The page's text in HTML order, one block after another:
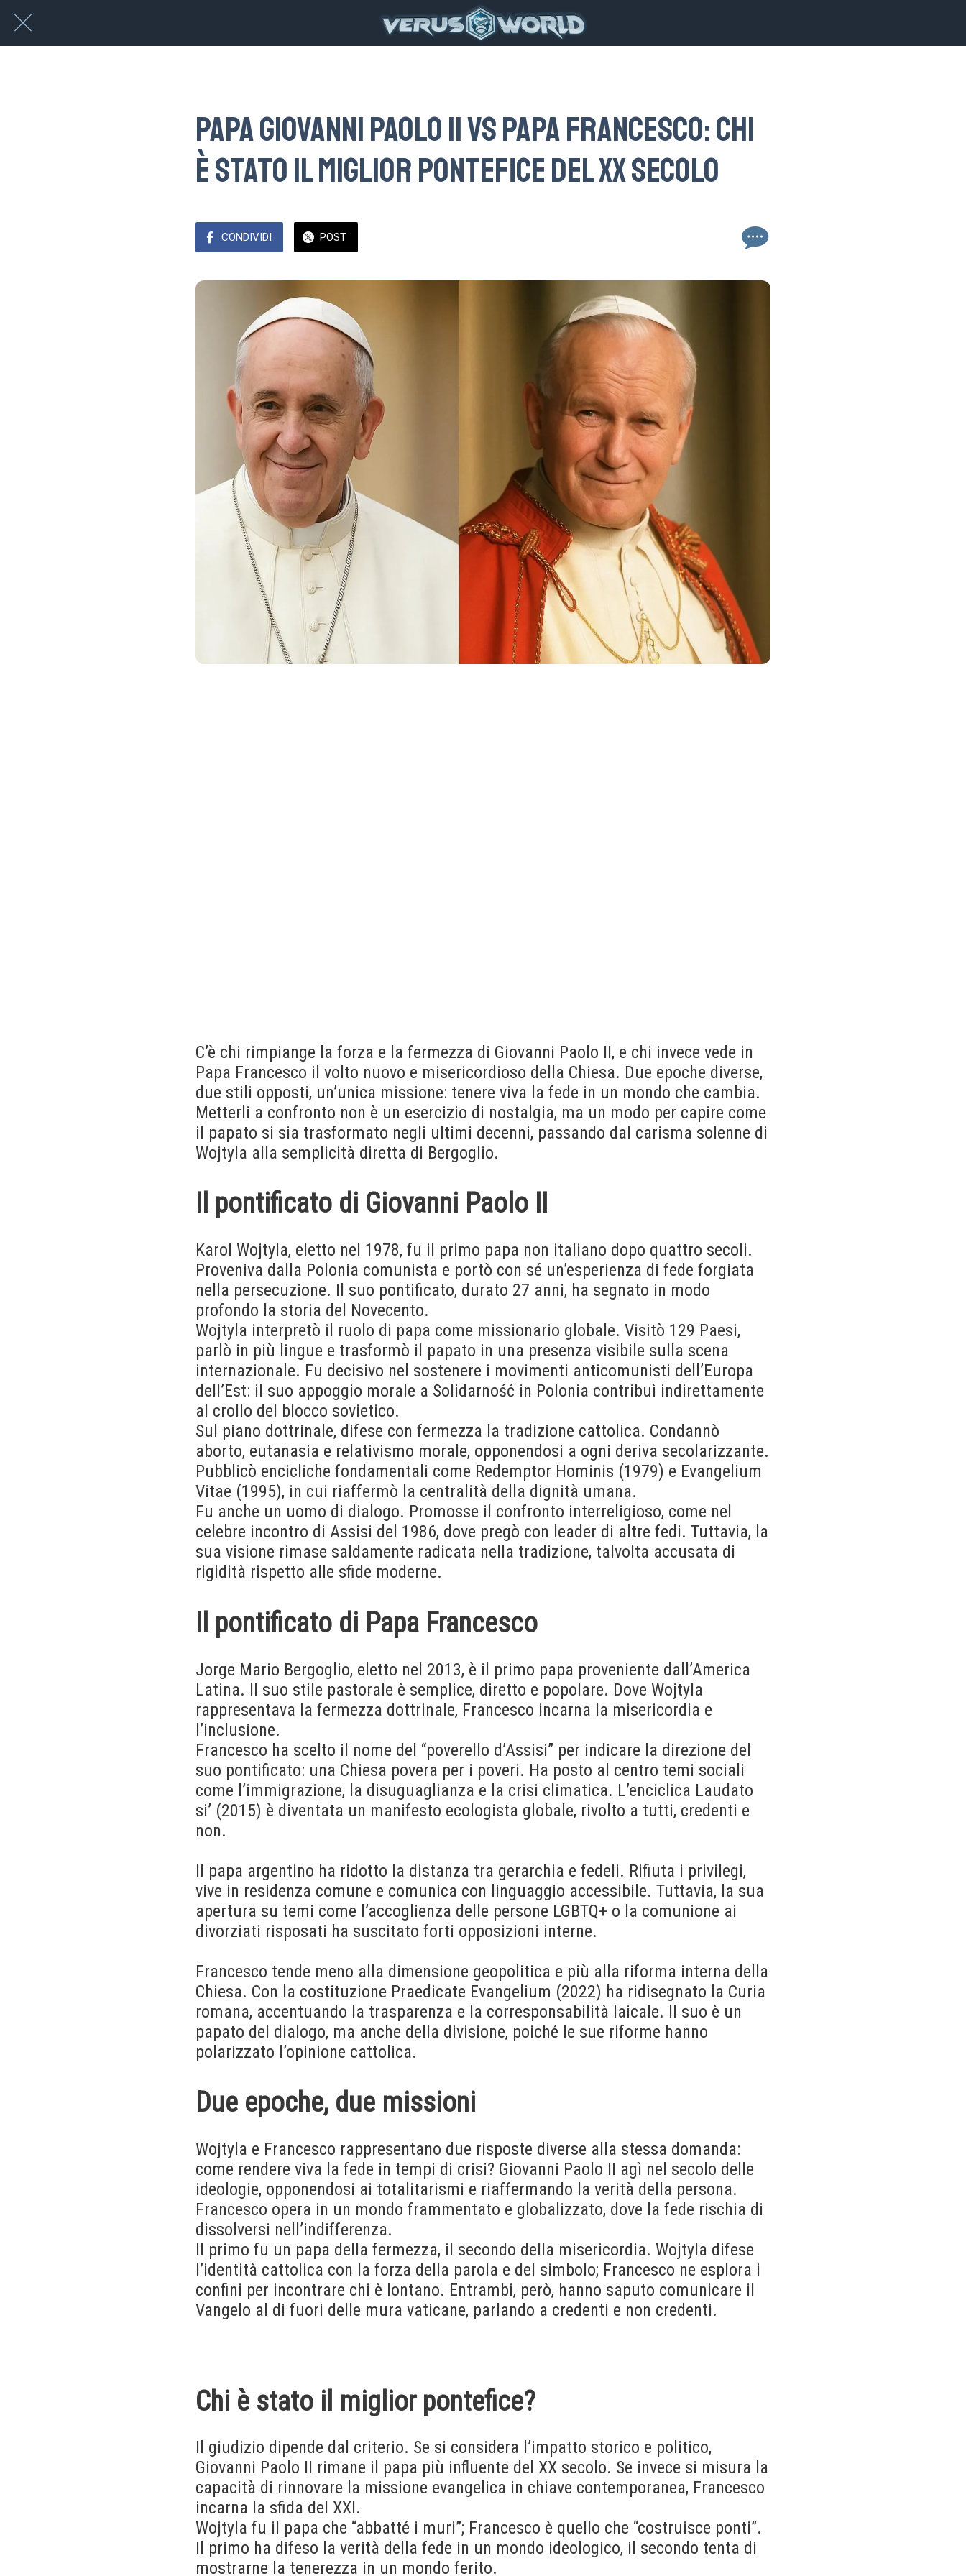
Papa Giovanni Paolo II vs Papa Francesco: chi
è stato il miglior pontefice del XX secolo
CONDIVIDI POST
C’è chi rimpiange la forza e la fermezza di Giovanni Paolo II, e chi invece vede in
Papa Francesco il volto nuovo e misericordioso della Chiesa. Due epoche diverse,
due stili opposti, un’unica missione: tenere viva la fede in un mondo che cambia.
Metterli a confronto non è un esercizio di nostalgia, ma un modo per capire come
il papato si sia trasformato negli ultimi decenni, passando dal carisma solenne di
Wojtyla alla semplicità diretta di Bergoglio.
Il pontificato di Giovanni Paolo II
Karol Wojtyla, eletto nel 1978, fu il primo papa non italiano dopo quattro secoli.
Proveniva dalla Polonia comunista e portò con sé un’esperienza di fede forgiata
nella persecuzione. Il suo pontificato, durato 27 anni, ha segnato in modo
profondo la storia del Novecento.
Wojtyla interpretò il ruolo di papa come missionario globale. Visitò 129 Paesi,
parlò in più lingue e trasformò il papato in una presenza visibile sulla scena
internazionale. Fu decisivo nel sostenere i movimenti anticomunisti dell’Europa
dell’Est: il suo appoggio morale a Solidarność in Polonia contribuì indirettamente
al crollo del blocco sovietico.
Sul piano dottrinale, difese con fermezza la tradizione cattolica. Condannò
aborto, eutanasia e relativismo morale, opponendosi a ogni deriva secolarizzante.
Pubblicò encicliche fondamentali come Redemptor Hominis (1979) e Evangelium
Vitae (1995), in cui riaffermò la centralità della dignità umana.
Fu anche un uomo di dialogo. Promosse il confronto interreligioso, come nel
celebre incontro di Assisi del 1986, dove pregò con leader di altre fedi. Tuttavia, la
sua visione rimase saldamente radicata nella tradizione, talvolta accusata di
rigidità rispetto alle sfide moderne.
Il pontificato di Papa Francesco
Jorge Mario Bergoglio, eletto nel 2013, è il primo papa proveniente dall’America
Latina. Il suo stile pastorale è semplice, diretto e popolare. Dove Wojtyla
rappresentava la fermezza dottrinale, Francesco incarna la misericordia e
l’inclusione.
Francesco ha scelto il nome del “poverello d’Assisi” per indicare la direzione del
suo pontificato: una Chiesa povera per i poveri. Ha posto al centro temi sociali
come l’immigrazione, la disuguaglianza e la crisi climatica. L’enciclica Laudato
si’ (2015) è diventata un manifesto ecologista globale, rivolto a tutti, credenti e
non.
Il papa argentino ha ridotto la distanza tra gerarchia e fedeli. Rifiuta i privilegi,
vive in residenza comune e comunica con linguaggio accessibile. Tuttavia, la sua
apertura su temi come l’accoglienza delle persone LGBTQ+ o la comunione ai
divorziati risposati ha suscitato forti opposizioni interne.
Francesco tende meno alla dimensione geopolitica e più alla riforma interna della
Chiesa. Con la costituzione Praedicate Evangelium (2022) ha ridisegnato la Curia
romana, accentuando la trasparenza e la corresponsabilità laicale. Il suo è un
papato del dialogo, ma anche della divisione, poiché le sue riforme hanno
polarizzato l’opinione cattolica.
Due epoche, due missioni
Wojtyla e Francesco rappresentano due risposte diverse alla stessa domanda:
come rendere viva la fede in tempi di crisi? Giovanni Paolo II agì nel secolo delle
ideologie, opponendosi ai totalitarismi e riaffermando la verità della persona.
Francesco opera in un mondo frammentato e globalizzato, dove la fede rischia di
dissolversi nell’indifferenza.
Il primo fu un papa della fermezza, il secondo della misericordia. Wojtyla difese
l’identità cattolica con la forza della parola e del simbolo; Francesco ne esplora i
confini per incontrare chi è lontano. Entrambi, però, hanno saputo comunicare il
Vangelo al di fuori delle mura vaticane, parlando a credenti e non credenti.
Chi è stato il miglior pontefice?
Il giudizio dipende dal criterio. Se si considera l’impatto storico e politico,
Giovanni Paolo II rimane il papa più influente del XX secolo. Se invece si misura la
capacità di rinnovare la missione evangelica in chiave contemporanea, Francesco
incarna la sfida del XXI.
Wojtyla fu il papa che “abbatté i muri”; Francesco è quello che “costruisce ponti”.
Il primo ha difeso la verità della fede in un mondo ideologico, il secondo tenta di
mostrarne la tenerezza in un mondo ferito.